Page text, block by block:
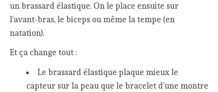
un brassard élastique. On le place ensuite sur
l’avant-bras, le biceps ou même la tempe (en
natation).
Et ça change tout :
Le brassard élastique plaque mieux le
capteur sur la peau que le bracelet d’une montre